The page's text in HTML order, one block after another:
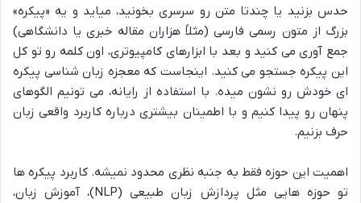
حدس بزنید یا چندتا متن رو سرسری بخونید، میاید و یه «پیکره»
بزرگ از متون رسمی فارسی (مثلاً هزاران مقاله خبری یا دانشگاهی)
جمع آوری می کنید و بعد با ابزارهای کامپیوتری، اون کلمه رو تو کل
این پیکره جستجو می کنید. اینجاست که معجزه زبان شناسی پیکره
ای خودش رو نشون میده. با استفاده از رایانه، می تونیم الگوهای
پنهان رو پیدا کنیم و با اطمینان بیشتری درباره کاربرد واقعی زبان
حرف بزنیم.
اهمیت این حوزه فقط به جنبه نظری محدود نمیشه. کاربرد پیکره ها
تو حوزه هایی مثل پردازش زبان طبیعی (NLP)، آموزش زبان،